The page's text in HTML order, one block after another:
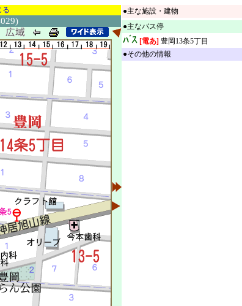
る
●主な施設・建物
●主なバス停
[電あ] 豊岡13条5丁目
●その他の情報